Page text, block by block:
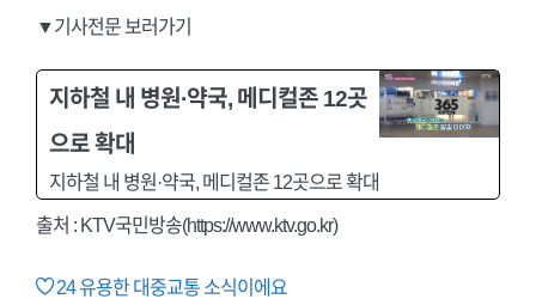
▼기사전문 보러가기
지하철 내 병원·약국, 메디컬존 12곳
으로 확대
지하철 내 병원·약국, 메디컬존 12곳으로 확대
출처 : KTV국민방송(https://www.ktv.go.kr)
24유용한 대중교통 소식이에요